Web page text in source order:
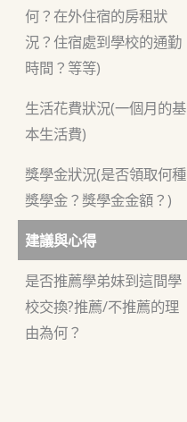
何？在外住宿的房租狀
況？住宿處到學校的通勤
時間？等等)
生活花費狀況(一個月的基
本生活費)
獎學金狀況(是否領取何種
獎學金？獎學金金額？)
建議與心得
是否推薦學弟妹到這間學
校交換?推薦/不推薦的理
由為何？